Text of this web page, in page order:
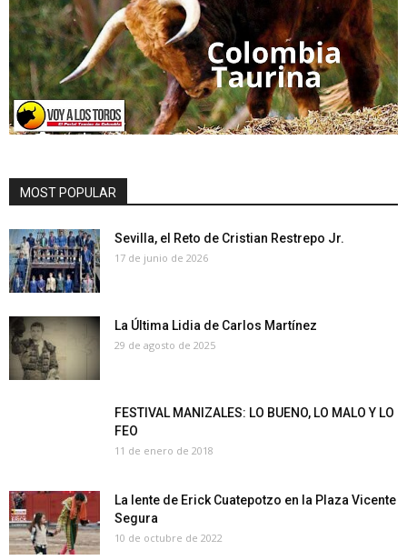
MOST POPULAR
Sevilla, el Reto de Cristian Restrepo Jr.
17 de junio de 2026
La Última Lidia de Carlos Martínez
29 de agosto de 2025
FESTIVAL MANIZALES: LO BUENO, LO MALO Y LO
FEO
11 de enero de 2018
La lente de Erick Cuatepotzo en la Plaza Vicente
Segura
10 de octubre de 2022